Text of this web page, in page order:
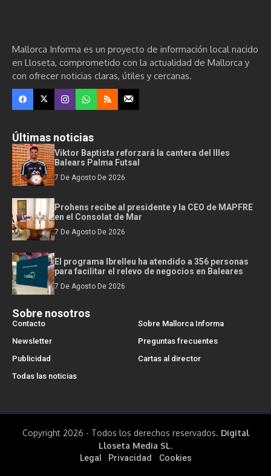
Mallorca Informa es un proyecto de información local nacido
en Lloseta, comprometido con la actualidad de Mallorca y
con ofrecer noticias claras, útiles y cercanas.
Últimas noticias
Viktor Baptista reforzará la cantera del Illes
Balears Palma Futsal
7 De Agosto De 2026
Prohens recibe al presidente y la CEO de MAPFRE
en el Consolat de Mar
7 De Agosto De 2026
El programa Ibrelleu ha atendido a 356 personas
para facilitar el relevo de negocios en Baleares
7 De Agosto De 2026
Sobre nosotros
Contacto
Sobre Mallorca Informa
Newsletter
Preguntas frecuentes
Publicidad
Cartas al director
Todas las noticias
Copyright 2026 - Todos los derechos reservados. Digital
Lloseta Media SL.
Legal Privacidad Cookies